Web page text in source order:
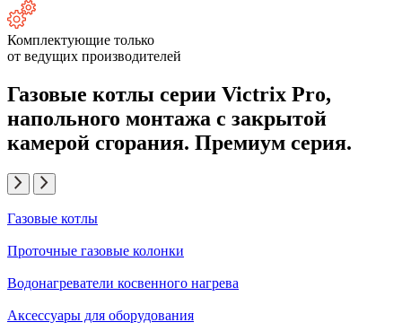
Комплектующие только
от ведущих производителей
Газовые котлы серии Victrix Pro,
напольного монтажа с закрытой
камерой сгорания. Премиум серия.
Газовые котлы
Проточные газовые колонки
Водонагреватели косвенного нагрева
Аксессуары для оборудования